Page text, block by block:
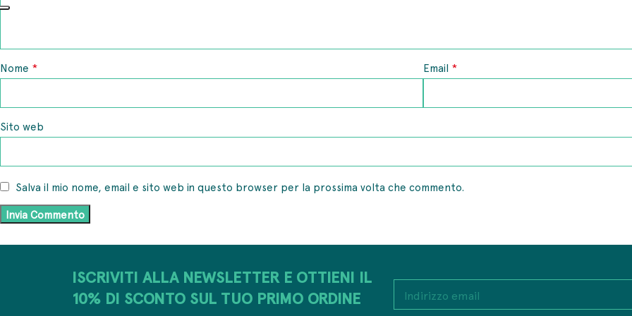
Nome * Email *
Sito web
Salva il mio nome, email e sito web in questo browser per la prossima volta che commento.
ISCRIVITI ALLA NEWSLETTER E OTTIENI IL
10% DI SCONTO SUL TUO PRIMO ORDINE
I
d